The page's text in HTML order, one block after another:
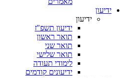
ידיעון
ידיעון
ידיעון תשפ"ז
תואר ראשון
תואר שני
תואר שלישי
לימודי תעודה
ידיעונים קודמים